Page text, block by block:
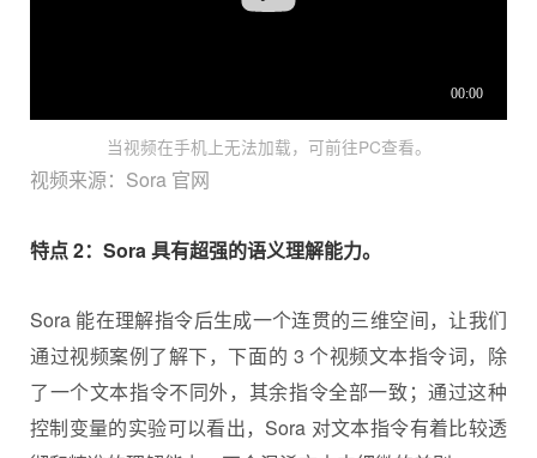
当视频在手机上无法加载，可前往PC查看。
视频来源：Sora 官网
特点 2：Sora 具有超强的语义理解能力。
Sora 能在理解指令后生成一个连贯的三维空间，让我们
通过视频案例了解下，下面的 3 个视频文本指令词，除
了一个文本指令不同外，其余指令全部一致；通过这种
控制变量的实验可以看出，Sora 对文本指令有着比较透